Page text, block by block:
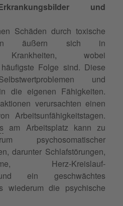
und
Schäden durch toxische
äußern sich in
Krankheiten, wobei
Folge sind. Diese
und
die eigenen Fähigkeiten.
verursachten einen
Arbeitsunfähigkeitstagen.
am Arbeitsplatz kann zu
psychosomatischer
darunter Schlafstörungen,
Herz-Kreislauf-
ein geschwächtes
wiederum die psychische